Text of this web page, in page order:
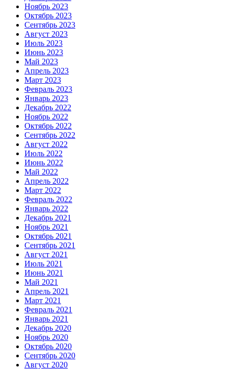
Ноябрь 2023
Октябрь 2023
Сентябрь 2023
Август 2023
Июль 2023
Июнь 2023
Май 2023
Апрель 2023
Март 2023
Февраль 2023
Январь 2023
Декабрь 2022
Ноябрь 2022
Октябрь 2022
Сентябрь 2022
Август 2022
Июль 2022
Июнь 2022
Май 2022
Апрель 2022
Март 2022
Февраль 2022
Январь 2022
Декабрь 2021
Ноябрь 2021
Октябрь 2021
Сентябрь 2021
Август 2021
Июль 2021
Июнь 2021
Май 2021
Апрель 2021
Март 2021
Февраль 2021
Январь 2021
Декабрь 2020
Ноябрь 2020
Октябрь 2020
Сентябрь 2020
Август 2020